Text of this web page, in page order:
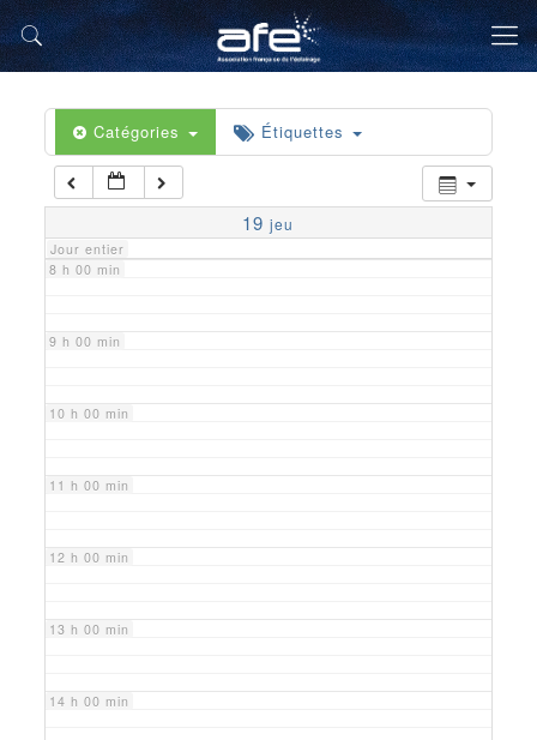
Catégories Étiquettes
19 jeu
Jour entier
5 h 00 min
6 h 00 min
7 h 00 min
8 h 00 min
9 h 00 min
10 h 00 min
11 h 00 min
12 h 00 min
13 h 00 min
14 h 00 min